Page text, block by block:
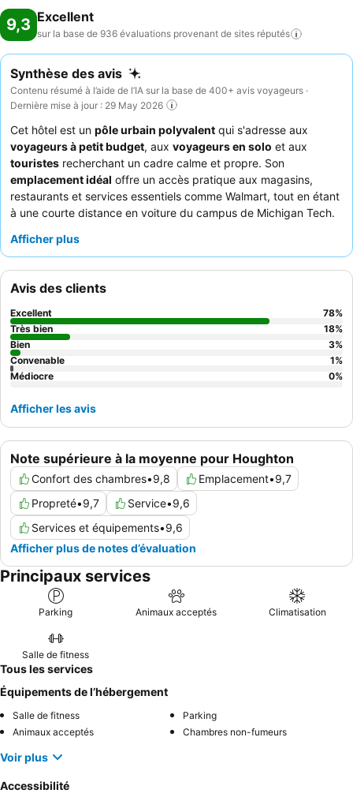
9,3 Excellent
sur la base de 936 évaluations provenant de sites réputés
Synthèse des avis
Contenu résumé à l’aide de l’IA sur la base de 400+ avis voyageurs ·
Dernière mise à jour : 29 May 2026
Cet hôtel est un pôle urbain polyvalent qui s'adresse aux
voyageurs à petit budget, aux voyageurs en solo et aux
touristes recherchant un cadre calme et propre. Son
emplacement idéal offre un accès pratique aux magasins,
restaurants et services essentiels comme Walmart, tout en étant
à une courte distance en voiture du campus de Michigan Tech.
équipéeset ses
personnel amical et professionnel
enregistrement en douceur et est toujours prêt à aider. Pour un
séjour plus confortable, pensez à demander une chambre au
rez-de-chaussée en raison de l'absence d'ascenseur.
Afficher plus
Note supérieure à la moyenne pour Houghton
Confort des chambres•9,8 Emplacement•9,7
Propreté•9,7 Service•9,6
Services et équipements•9,6
Afficher plus de notes d’évaluation
Avis des clients
Excellent 78%
Très bien
18%
Bien
3%
Convenable
1%
Médiocre
0%
Afficher les avis
Principaux services
Parking Animaux acceptés Climatisation
Salle de fitness
Tous les services
Équipements de l’hébergement
Salle de fitness
Parking
Animaux acceptés
Chambres non-fumeurs
Voir plus
Accessibilité